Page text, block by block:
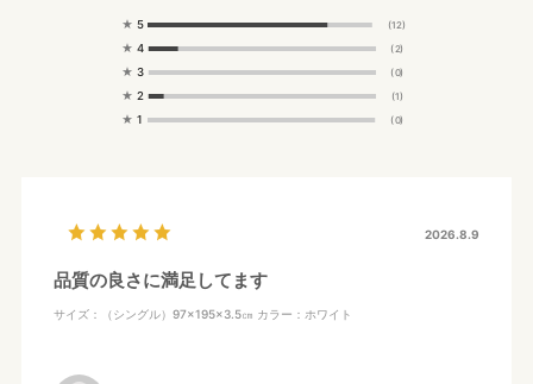
★ 5 (12)
★ 4 (2)
★ 3 (0)
★ 2 (1)
★ 1 (0)
2026.8.9
品質の良さに満足してます
サイズ：（シングル）97×195×3.5㎝ カラー：ホワイト